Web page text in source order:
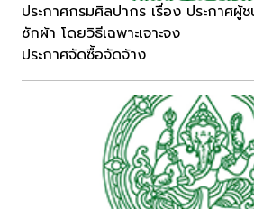
ประกาศกรมศิลปากร เรื่อง ประกาศผู้ช
ซักผ้า โดยวิธีเฉพาะเจาะจง
ประกาศจัดซื้อจัดจ้าง